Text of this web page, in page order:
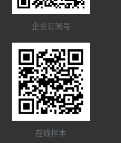
企业订阅号
在线样本